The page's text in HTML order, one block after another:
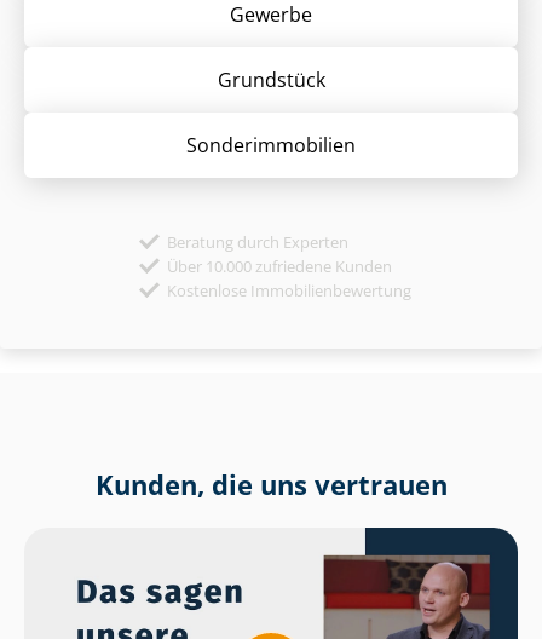
Gewerbe
Grund­stück
Sonder­immobilien
Beratung durch Experten
Über 10.000 zufriedene Kunden
Kostenlose Immobilienbewertung
Kunden, die uns vertrauen